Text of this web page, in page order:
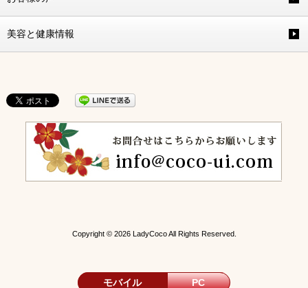
美容と健康情報
Copyright © 2026 LadyCoco All Rights Reserved.
モバイル PC